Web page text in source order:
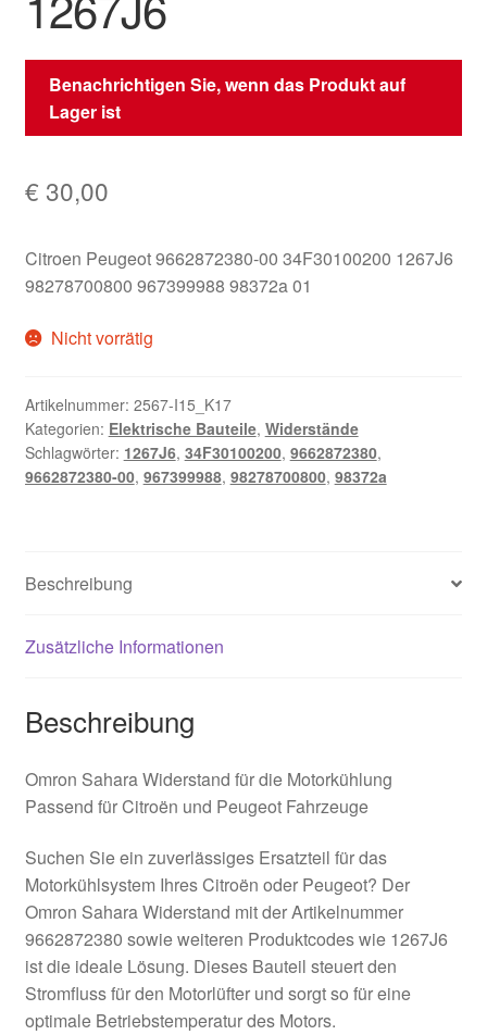
Benachrichtigen Sie, wenn das Produkt auf
Lager ist
€ 30,00
Citroen Peugeot 9662872380-00 34F30100200 1267J6
98278700800 967399988 98372a 01
Nicht vorrätig
Artikelnummer: 2567-I15_K17
Kategorien: Elektrische Bauteile, Widerstände
Schlagwörter: 1267J6, 34F30100200, 9662872380,
9662872380-00, 967399988, 98278700800, 98372a
Beschreibung
Zusätzliche Informationen
Beschreibung
Omron Sahara Widerstand für die Motorkühlung
Passend für Citroën und Peugeot Fahrzeuge
Suchen Sie ein zuverlässiges Ersatzteil für das
Motorkühlsystem Ihres Citroën oder Peugeot? Der
Omron Sahara Widerstand mit der Artikelnummer
9662872380 sowie weiteren Produktcodes wie 1267J6
ist die ideale Lösung. Dieses Bauteil steuert den
Stromfluss für den Motorlüfter und sorgt so für eine
optimale Betriebstemperatur des Motors.